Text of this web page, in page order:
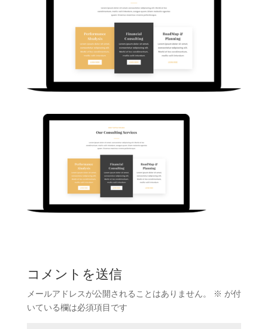
コメントを送信
メールアドレスが公開されることはありません。 ※ が付
いている欄は必須項目です